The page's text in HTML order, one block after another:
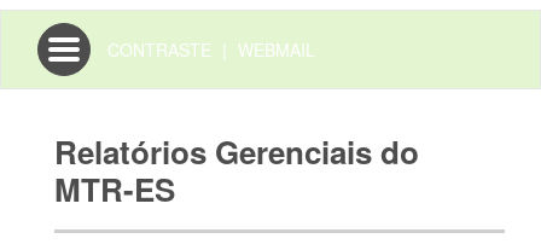
Toggle
navigation
CONTRASTE | WEBMAIL
Relatórios Gerenciais do
MTR-ES